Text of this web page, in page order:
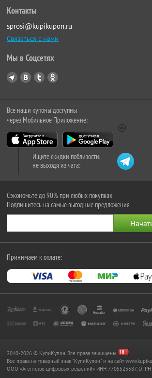
Контакты
sprosi@kupikupon.ru
Связаться с нами
Мы в Соцсетях
Все наши купоны доступны
через Мобильное Приложение:
Ищите скидки поблизости,
не выходя из чата:
Сэкономьте до 90% при любых покупках
Подпишитесь на самые выгодные предложения
Принимаем к оплате:
2010-2026 © КупиКупон. Все права защищены.
Все права на товарный знак "КупиКупон" и на сайт
OOO «Агентство цифровых решений» ИНН 7705523387,